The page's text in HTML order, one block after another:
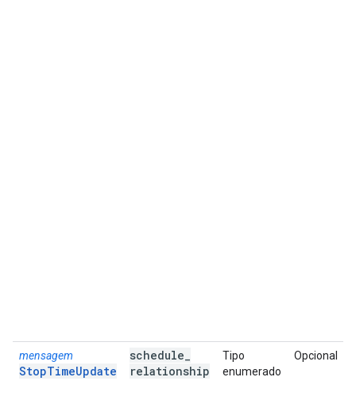
mensagem
StopTimeUpdate
schedule
relationship
Tipo
enumerado
Opcional